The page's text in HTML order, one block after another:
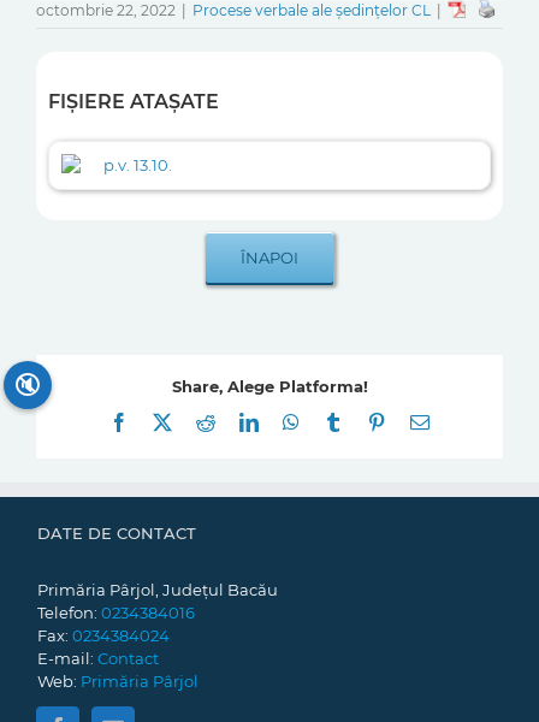
octombrie 22, 2022 Procese verbale ale ședințelor CL
FIȘIERE ATAȘATE
p.v. 13.10.
Share, Alege Platforma!
Facebook
RedditLinkedInWhatsApp
Tumblr Pinterest
E-
DATE DE CONTACT
Primăria Pârjol, Județul Bacău
Telefon: 0234384016
Fax: 0234384024
E-mail: Contact
Web: Primăria Pârjol
🔇